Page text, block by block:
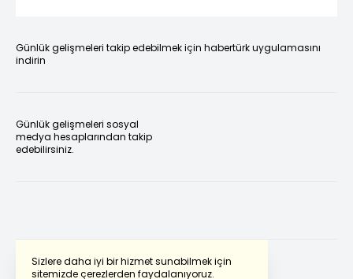
Sizlere daha iyi bir hizmet sunabilmek için
sitemizde çerezlerden faydalanıyoruz.
Günlük gelişmeleri takip edebilmek için habertürk uygulamasını
indirin
Günlük gelişmeleri sosyal
medya hesaplarından takip
edebilirsiniz.